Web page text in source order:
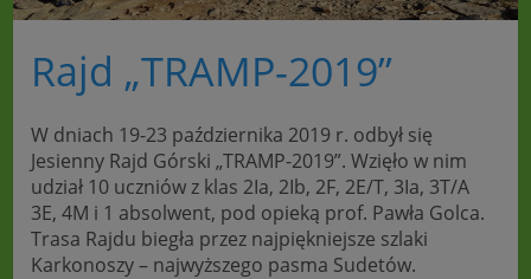
Rajd „TRAMP-2019”
W dniach 19-23 października 2019 r. odbył się
Jesienny Rajd Górski „TRAMP-2019”. Wzięło w nim
udział 10 uczniów z klas 2Ia, 2Ib, 2F, 2E/T, 3Ia, 3T/A
3E, 4M i 1 absolwent, pod opieką prof. Pawła Golca.
Trasa Rajdu biegła przez najpiękniejsze szlaki
Karkonoszy – najwyższego pasma Sudetów.